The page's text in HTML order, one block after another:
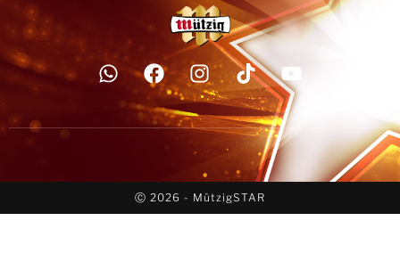
Ⓒ 2026 - MützigSTAR